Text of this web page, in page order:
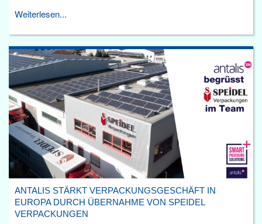
Weiterlesen...
ANTALIS STÄRKT VERPACKUNGSGESCHÄFT IN
EUROPA DURCH ÜBERNAHME VON SPEIDEL
VERPACKUNGEN